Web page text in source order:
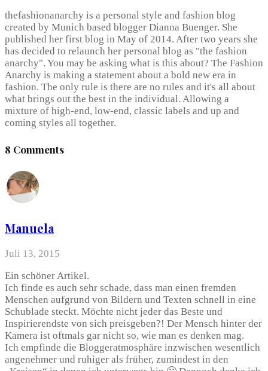
thefashionanarchy is a personal style and fashion blog
created by Munich based blogger Dianna Buenger. She
published her first blog in May of 2014. After two years she
has decided to relaunch her personal blog as "the fashion
anarchy". You may be asking what is this about? The Fashion
Anarchy is making a statement about a bold new era in
fashion. The only rule is there are no rules and it's all about
what brings out the best in the individual. Allowing a
mixture of high-end, low-end, classic labels and up and
coming styles all together.
8 Comments
Manuela
Juli 13, 2015
Ein schöner Artikel.
Ich finde es auch sehr schade, dass man einen fremden
Menschen aufgrund von Bildern und Texten schnell in eine
Schublade steckt. Möchte nicht jeder das Beste und
Inspirierendste von sich preisgeben?! Der Mensch hinter der
Kamera ist oftmals gar nicht so, wie man es denken mag.
Ich empfinde die Bloggeratmosphäre inzwischen wesentlich
angenehmer und ruhiger als früher, zumindest in den